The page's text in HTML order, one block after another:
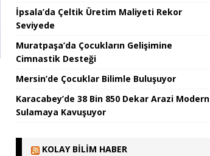
İpsala’da Çeltik Üretim Maliyeti Rekor
Seviyede
Muratpaşa’da Çocukların Gelişimine
Cimnastik Desteği
Mersin’de Çocuklar Bilimle Buluşuyor
Karacabey’de 38 Bin 850 Dekar Arazi Modern
Sulamaya Kavuşuyor
KOLAY BILIM HABER